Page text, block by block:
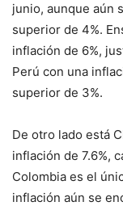
junio, aunque aún
superior de 4%.
inflación de 6%,
Perú con una
superior de 3%.
De otro lado está
inflación de 7.6%,
Colombia es el
inflación aún se